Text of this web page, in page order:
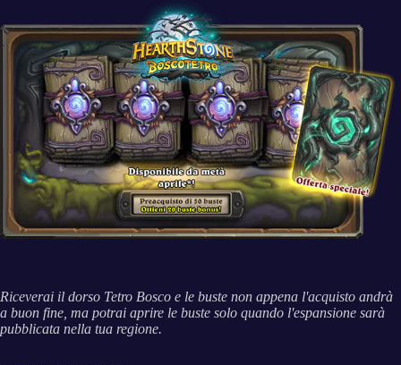
Riceverai il dorso Tetro Bosco e le buste non appena l'acquisto andrà
a buon fine, ma potrai aprire le buste solo quando l'espansione sarà
pubblicata nella tua regione.